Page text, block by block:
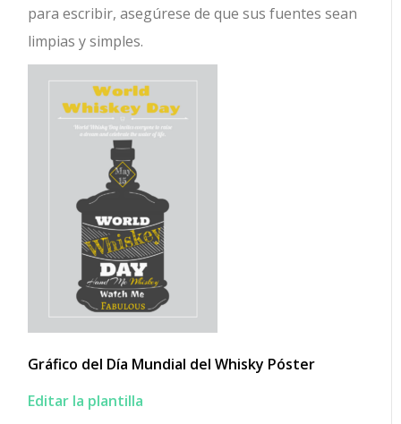
para escribir, asegúrese de que sus fuentes sean
limpias y simples.
Gráfico del Día Mundial del Whisky Póster
Editar la plantilla